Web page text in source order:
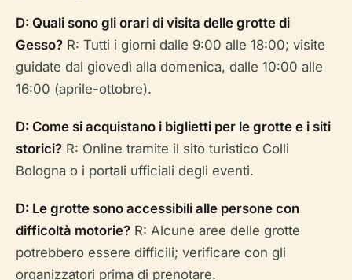
D: Quali sono gli orari di visita delle grotte di
Gesso? R: Tutti i giorni dalle 9:00 alle 18:00; visite
guidate dal giovedì alla domenica, dalle 10:00 alle
16:00 (aprile-ottobre).
D: Come si acquistano i biglietti per le grotte e i siti
storici? R: Online tramite il sito turistico Colli
Bologna o i portali ufficiali degli eventi.
D: Le grotte sono accessibili alle persone con
difficoltà motorie? R: Alcune aree delle grotte
potrebbero essere difficili; verificare con gli
organizzatori prima di prenotare.